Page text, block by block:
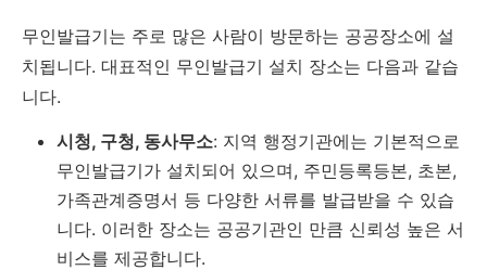
무인발급기는 주로 많은 사람이 방문하는 공공장소에 설
치됩니다. 대표적인 무인발급기 설치 장소는 다음과 같습
니다.
시청, 구청, 동사무소: 지역 행정기관에는 기본적으로
무인발급기가 설치되어 있으며, 주민등록등본, 초본,
가족관계증명서 등 다양한 서류를 발급받을 수 있습
니다. 이러한 장소는 공공기관인 만큼 신뢰성 높은 서
비스를 제공합니다.